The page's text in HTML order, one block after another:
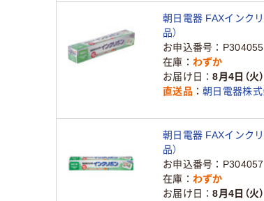
朝日電器 FAXインク
品）
お申込番号
P304055
在庫
わずか
お届け日
8月4日（火）
直送品
朝日電器株
朝日電器 FAXインク
品）
お申込番号
P304057
在庫
わずか
お届け日
8月4日（火）